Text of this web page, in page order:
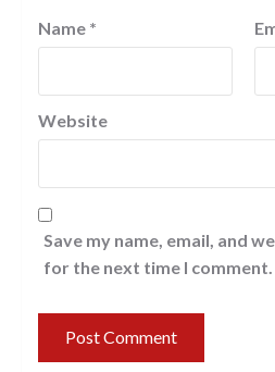
Name *
Website
Save my name, email, and
for the next time I comment.